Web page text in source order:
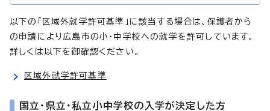
以下の「区域外就学許可基準」に該当する場合は、保護者から
の申請により広島市の小・中学校への就学を許可しています。
詳しくは以下を御確認ください。
区域外就学許可基準
国立・県立・私立小中学校の入学が決定した方